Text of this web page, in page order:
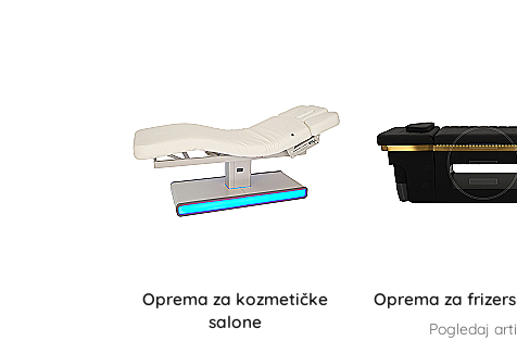
Oprema za kozmetičke
salone
Oprema za
Pogledaj